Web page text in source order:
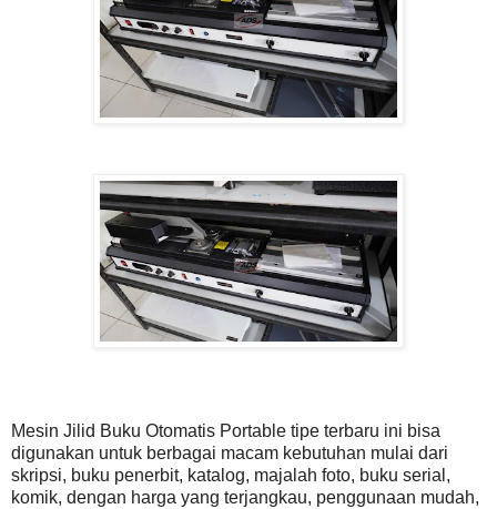
Mesin Jilid Buku Otomatis Portable tipe terbaru ini bisa
digunakan untuk berbagai macam kebutuhan mulai dari
skripsi, buku penerbit, katalog, majalah foto, buku serial,
komik, dengan harga yang terjangkau, penggunaan mudah,